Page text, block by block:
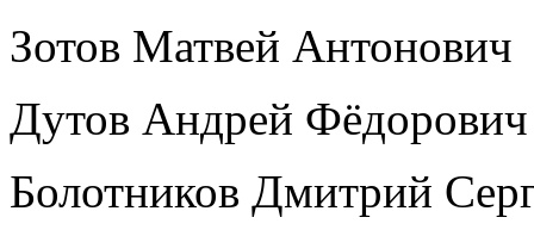
Зотов Матвей Антонович
Дутов Андрей
Болотников Дмитрий